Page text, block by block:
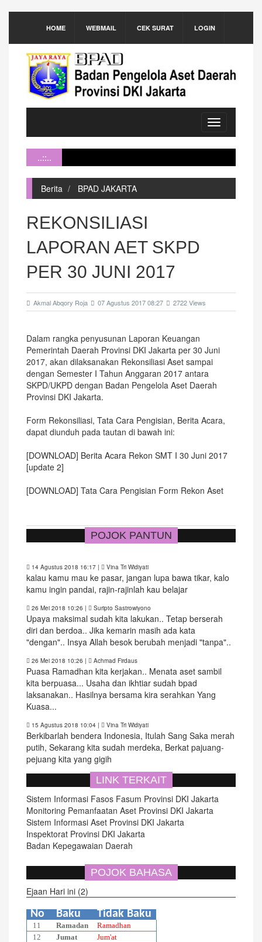
HOME WEBMAIL CEK SURAT LOGIN
Toggle
navigation
..::..
Berita BPAD JAKARTA
REKONSILIASI
LAPORAN AET SKPD
PER 30 JUNI 2017
Akmal Abqory Roja 07 Agustus 2017 08:27 2722 Views
Dalam rangka penyusunan Laporan Keuangan
Pemerintah Daerah Provinsi DKI Jakarta per 30 Juni
2017, akan dilaksanakan Rekonsiliasi Aset sampai
dengan Semester I Tahun Anggaran 2017 antara
SKPD/UKPD dengan Badan Pengelola Aset Daerah
Provinsi DKI Jakarta.
Form Rekonsiliasi, Tata Cara Pengisian, Berita Acara,
dapat diunduh pada tautan di bawah ini:
[DOWNLOAD] Berita Acara Rekon SMT I 30 Juni 2017
[update 2]
[DOWNLOAD] Tata Cara Pengisian Form Rekon Aset
POJOK PANTUN
14 Agustus 2018 16:17 | Vina Tri Widiyati
kalau kamu mau ke pasar, jangan lupa bawa tikar, kalo
kamu ingin pandai, rajin-rajinlah kau belajar
26 Mei 2018 10:26 | Suripto Sastrowiyono
Upaya maksimal sudah kita lakukan.. Tetap berserah
diri dan berdoa.. Jika kemarin masih ada kata
"dengan".. Insya Allah besok berubah menjadi "tanpa"..
26 Mei 2018 10:26 | Achmad Firdaus
Puasa Ramadhan kita kerjakan.. Menata aset sambil
kita berpuasa... Usaha dan ikhtiar sudah bpad
laksanakan.. Hasilnya bersama kira serahkan Yang
Kuasa...
15 Agustus 2018 10:04 | Vina Tri Widiyati
Berkibarlah bendera Indonesia, Itulah Sang Saka merah
putih, Sekarang kita sudah merdeka, Berkat pajuang-
pejuang kita yang gigih
LINK TERKAIT
Sistem Informasi Fasos Fasum Provinsi DKI Jakarta
Monitoring Pemanfaatan Aset Provinsi DKI Jakarta
Sistem Informasi Aset Provinsi DKI Jakarta
Inspektorat Provinsi DKI Jakarta
Badan Kepegawaian Daerah
POJOK BAHASA
Ejaan Hari ini (2)
No
Baku Tidak Baku
11 Ramadan
Ramadhan
12
Jumat
Jum'at